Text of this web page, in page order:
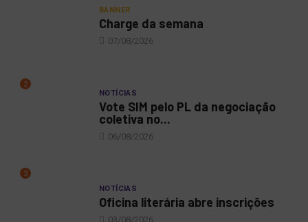
BANNER
Charge da semana
07/08/2026
2
NOTÍCIAS
Vote SIM pelo PL da negociação
coletiva no...
06/08/2026
3
NOTÍCIAS
Oficina literária abre inscrições
03/08/2026